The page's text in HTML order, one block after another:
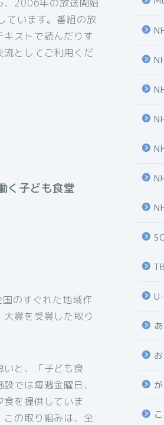
、2006年の放送開始
ています。番組の放
ストで読んだりす
としてご利用くだ
く子ども食堂
のすぐれた地域作
賞を受賞した取り
いと、「子ども食
では毎週金曜日、
を提供していま
の取り組みは、全